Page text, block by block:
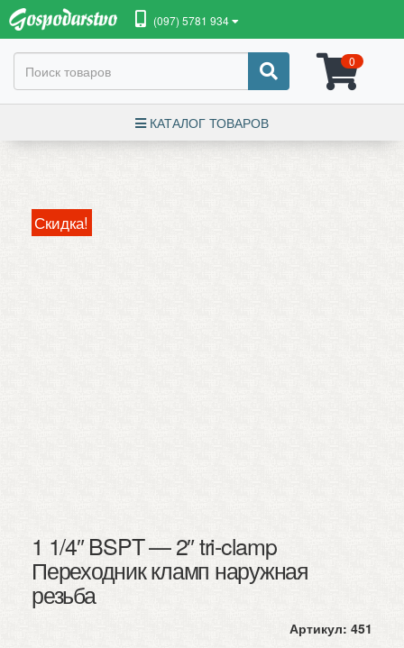
(097) 5781 934
0
КАТАЛОГ ТОВАРОВ
Скидка!
1 1/4″ BSPT — 2″ tri-clamp
Переходник кламп наружная
резьба
Артикул: 451